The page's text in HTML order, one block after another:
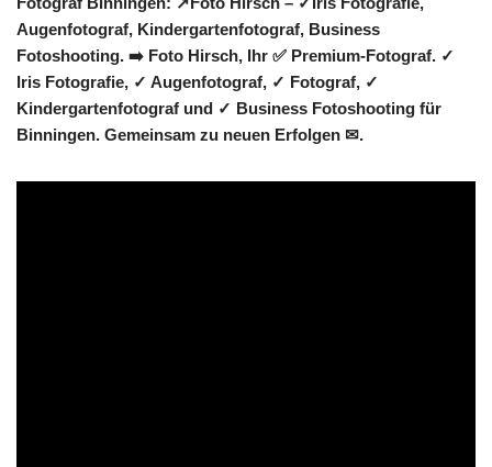
Augenfotograf, Kindergartenfotograf, Business
Fotoshooting. ➡️ Foto Hirsch, Ihr ✅ Premium-Fotograf. ✓
Iris Fotografie, ✓ Augenfotograf, ✓ Fotograf, ✓
Kindergartenfotograf und ✓ Business Fotoshooting für
Binningen. Gemeinsam zu neuen Erfolgen ✉.